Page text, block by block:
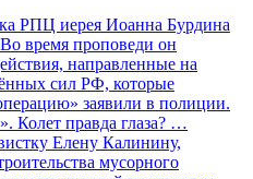
РПЦ иерея Иоанна Бурдина
время проповеди он
направленные на
сил РФ, которые
заявили в полиции.
Колет правда глаза? …
Елену Калинину,
мусорного